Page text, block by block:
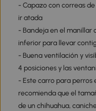
- Capazo con correas
ir atada
- Bandeja en el manillar
inferior para llevar
- Buena ventilación y
4 posiciones y las
- Este carro para perros
recomienda que el
de un chihuahua,